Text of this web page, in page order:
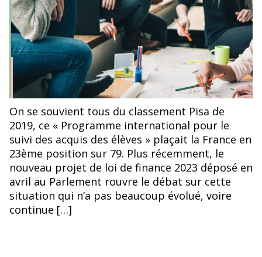
On se souvient tous du classement Pisa de
2019, ce « Programme international pour le
suivi des acquis des élèves » plaçait la France en
23ème position sur 79. Plus récemment, le
nouveau projet de loi de finance 2023 déposé en
avril au Parlement rouvre le débat sur cette
situation qui n’a pas beaucoup évolué, voire
continue […]